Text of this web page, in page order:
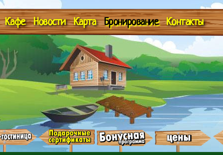
Кафе Новости Карта Бронирование Контакты